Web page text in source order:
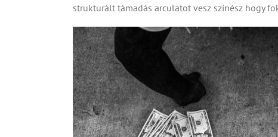
strukturált támadás arculatot vesz színész hogy